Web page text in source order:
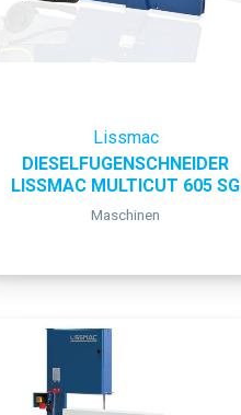
Lissmac
DIESELFUGENSCHNEIDER
LISSMAC MULTICUT 605 SG
Maschinen